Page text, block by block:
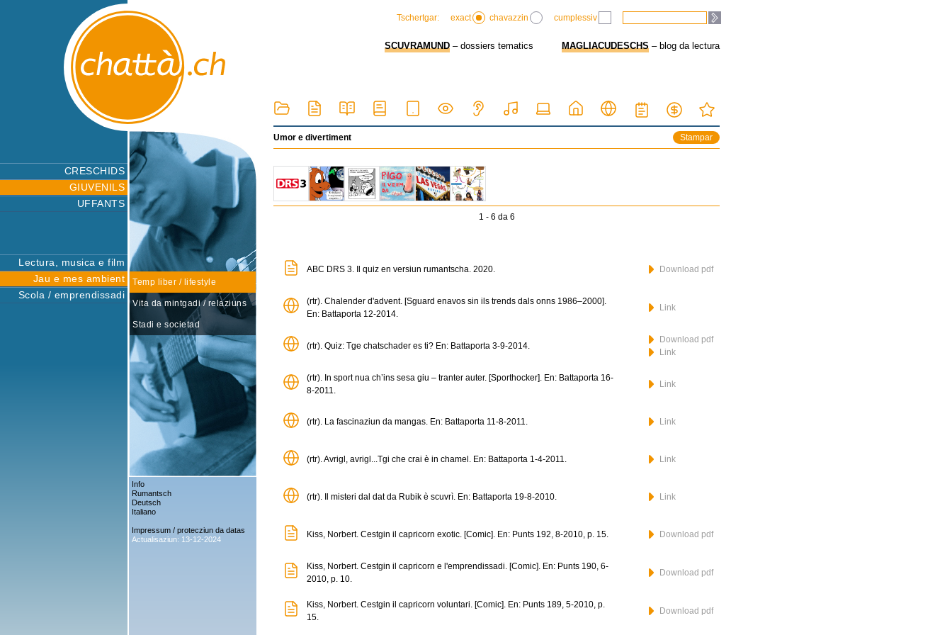
CRESCHIDS
GIUVENILS
UFFANTS
Lectura, musica e film
Jau e mes ambient
Temp liber / lifestyle
Vita da mintgadi / relaziuns
Stadi e societad
Scola / emprendissadi
Info
Rumantsch
Deutsch
Italiano
Impressum / protecziun da datas
Actualisaziun: 13-12-2024
Tschertgar: exact chavazzin cumplessiv
SCUVRAMUND – dossiers tematics MAGLIACUDESCHS – blog da lectura
Umor e divertiment Stampar
1 - 6 da 6
ABC DRS 3. Il quiz en versiun rumantscha. 2020. Download pdf
(rtr). Chalender d'advent. [Sguard enavos sin ils trends dals onns 1986–2000].
En: Battaporta 12-2014.
Link
(rtr). Quiz: Tge chatschader es ti? En: Battaporta 3-9-2014.
Download pdf
Link
(rtr). In sport nua ch’ins sesa giu – tranter auter. [Sporthocker]. En: Battaporta 16-
8-2011.
Link
(rtr). La fascinaziun da mangas. En: Battaporta 11-8-2011. Link
(rtr). Avrigl, avrigl...Tgi che crai è in chamel. En: Battaporta 1-4-2011. Link
(rtr). Il misteri dal dat da Rubik è scuvrì. En: Battaporta 19-8-2010. Link
Kiss, Norbert. Cestgin il capricorn exotic. [Comic]. En: Punts 192, 8-2010, p. 15. Download pdf
Kiss, Norbert. Cestgin il capricorn e l'emprendissadi. [Comic]. En: Punts 190, 6-
2010, p. 10.
Download pdf
Kiss, Norbert. Cestgin il capricorn voluntari. [Comic]. En: Punts 189, 5-2010, p.
15.
Download pdf